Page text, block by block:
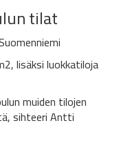
tilat
lisäksi luokkatiloja
muiden tilojen
sihteeri Antti